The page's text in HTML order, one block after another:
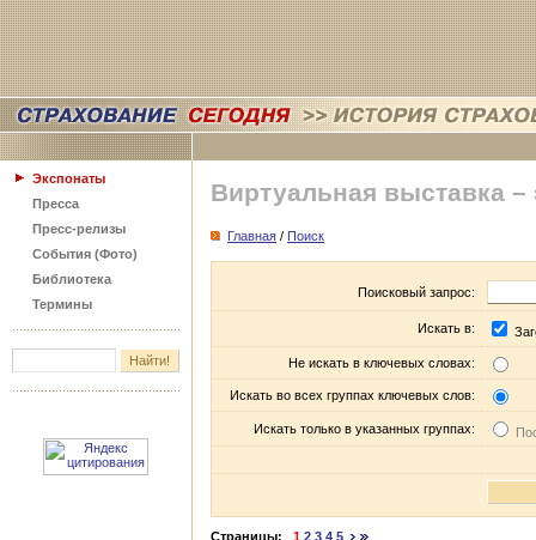
Экспонаты
Пресса
Пресс-релизы
События (Фото)
Библиотека
Термины
Виртуальная выставка –
Главная / Поиск
Поисковый запрос:
Искать в:
Не искать в ключевых словах:
Искать во всех группах ключевых слов:
Искать только в указанных группах:
Страницы: 1 2 3 4 5